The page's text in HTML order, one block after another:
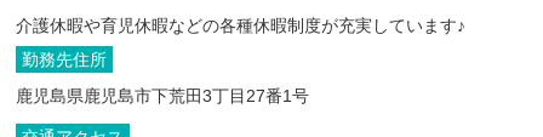
介護休暇や育児休暇などの各種休暇制度が充実しています♪
勤務先住所
鹿児島県鹿児島市下荒田3丁目27番1号